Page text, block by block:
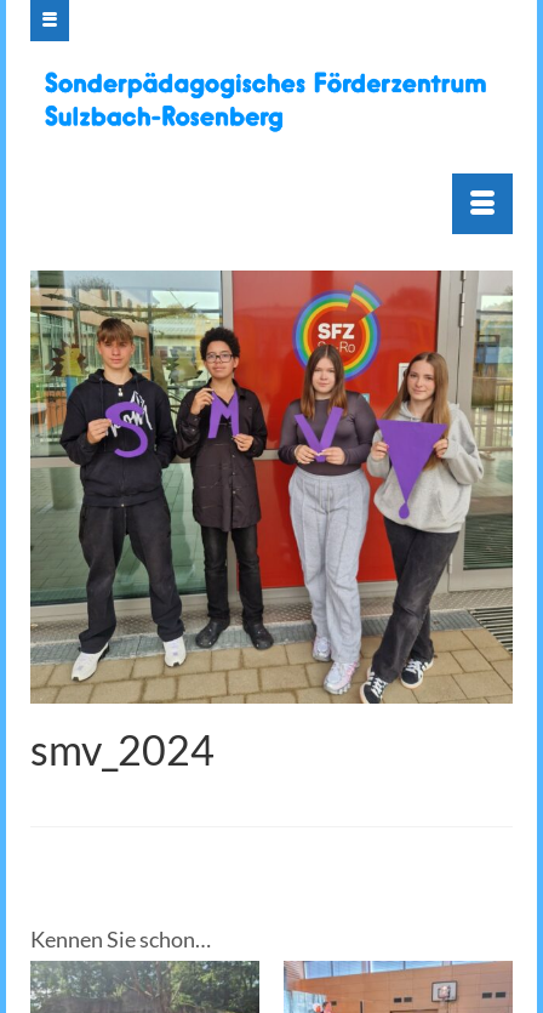
smv_2024
Kennen Sie schon…